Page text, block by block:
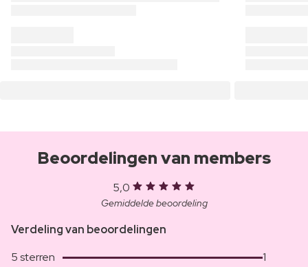
Beoordelingen van members
5,0
Gemiddelde beoordeling
Verdeling van beoordelingen
5 sterren
1